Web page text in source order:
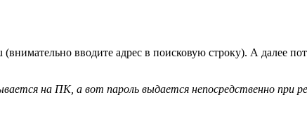
вводите адрес в поисковую строку). А далее
на ПК, а вот пароль выдается непосредственно при